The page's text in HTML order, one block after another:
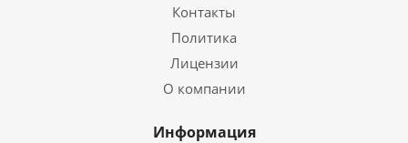
Контакты
Политика
Лицензии
О компании
Информация